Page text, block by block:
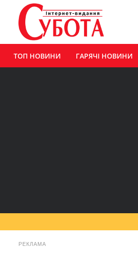
ТОП НОВИНИ ГАРЯЧІ НОВИНИ
РЕКЛАМА